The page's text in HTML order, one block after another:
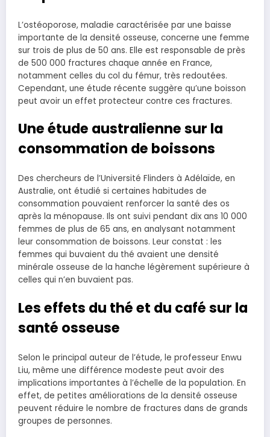
L’ostéoporose, maladie caractérisée par une baisse
importante de la densité osseuse, concerne une femme
sur trois de plus de 50 ans. Elle est responsable de près
de 500 000 fractures chaque année en France,
notamment celles du col du fémur, très redoutées.
Cependant, une étude récente suggère qu’une boisson
peut avoir un effet protecteur contre ces fractures.
Une étude australienne sur la
consommation de boissons
Des chercheurs de l’Université Flinders à Adélaïde, en
Australie, ont étudié si certaines habitudes de
consommation pouvaient renforcer la santé des os
après la ménopause. Ils ont suivi pendant dix ans 10 000
femmes de plus de 65 ans, en analysant notamment
leur consommation de boissons. Leur constat : les
femmes qui buvaient du thé avaient une densité
minérale osseuse de la hanche légèrement supérieure à
celles qui n’en buvaient pas.
Les effets du thé et du café sur la
santé osseuse
Selon le principal auteur de l’étude, le professeur Enwu
Liu, même une différence modeste peut avoir des
implications importantes à l’échelle de la population. En
effet, de petites améliorations de la densité osseuse
peuvent réduire le nombre de fractures dans de grands
groupes de personnes.